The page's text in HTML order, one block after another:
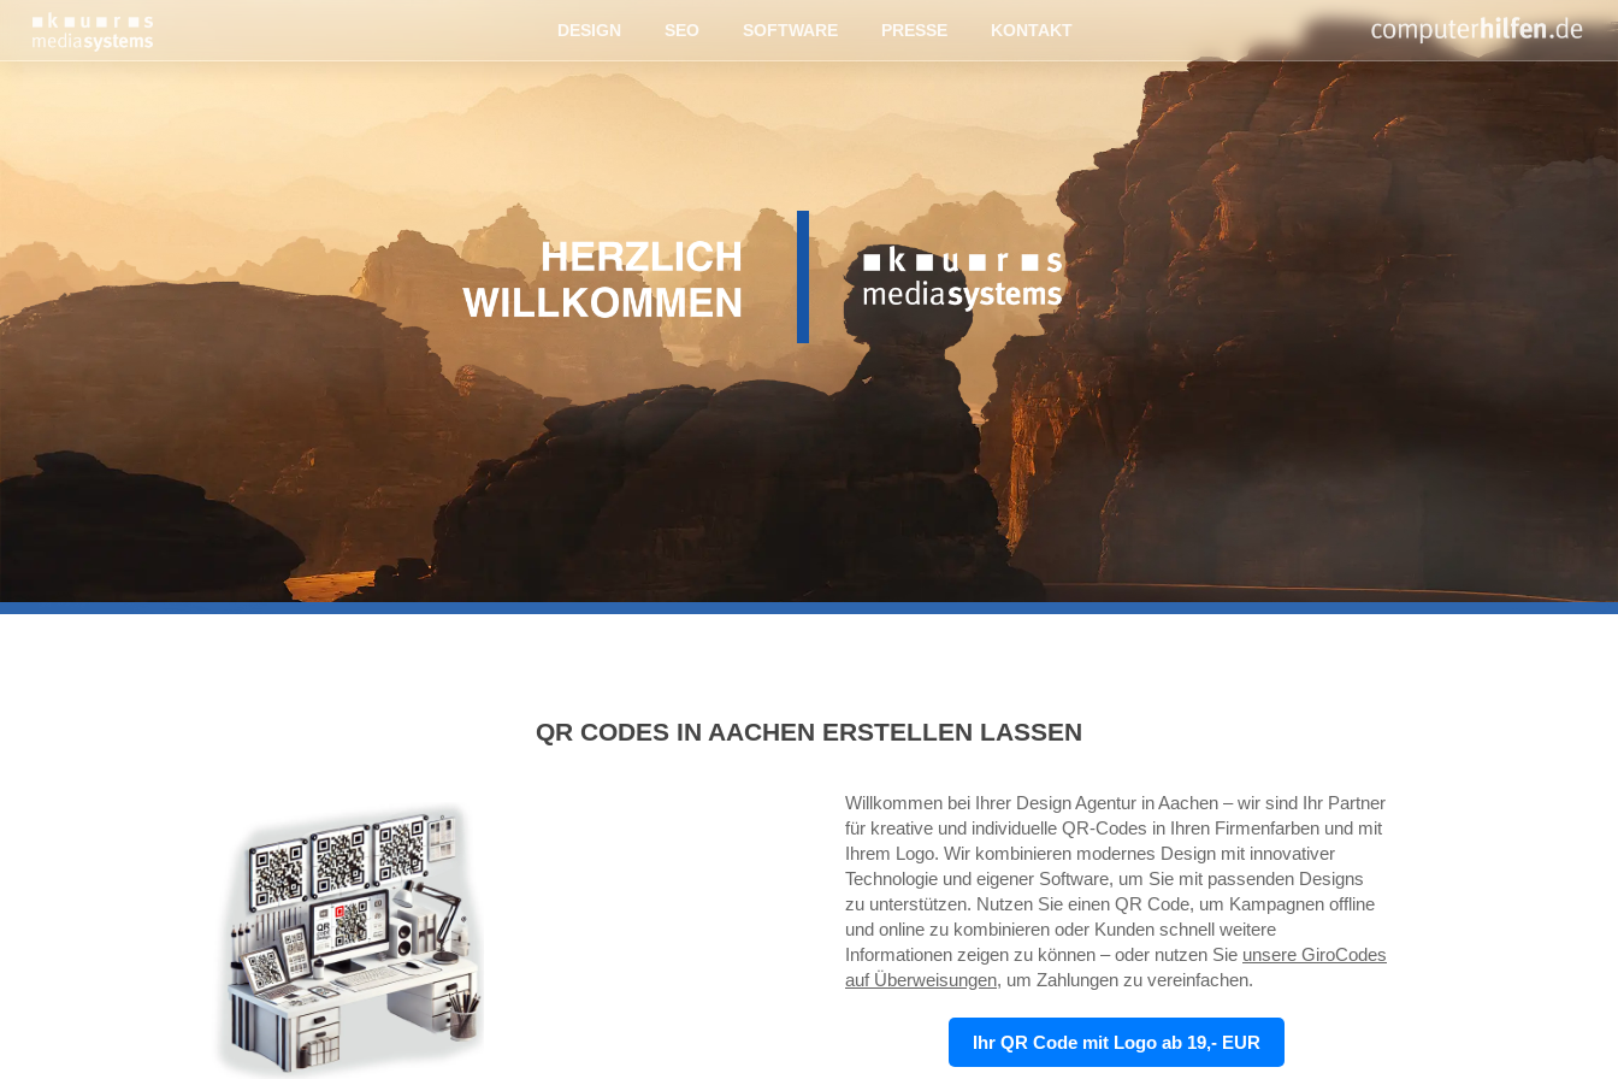
DESIGN SEO SOFTWARE PRESSE KONTAKT
QR CODES IN AACHEN ERSTELLEN LASSEN
Willkommen bei Ihrer Design Agentur in Aachen – wir sind Ihr Partner
für kreative und individuelle QR-Codes in Ihren Firmenfarben und mit
Ihrem Logo. Wir kombinieren modernes Design mit innovativer
Technologie und eigener Software, um Sie mit passenden Designs
zu unterstützen. Nutzen Sie einen QR Code, um Kampagnen offline
und online zu kombinieren oder Kunden schnell weitere
Informationen zeigen zu können – oder nutzen Sie unsere GiroCodes
auf Überweisungen, um Zahlungen zu vereinfachen.
Ihr QR Code mit Logo ab 19,- EUR